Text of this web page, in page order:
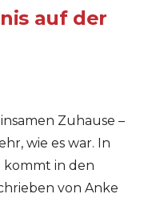
auf der
Zuhause –
wie es war. In
kommt in den
von Anke